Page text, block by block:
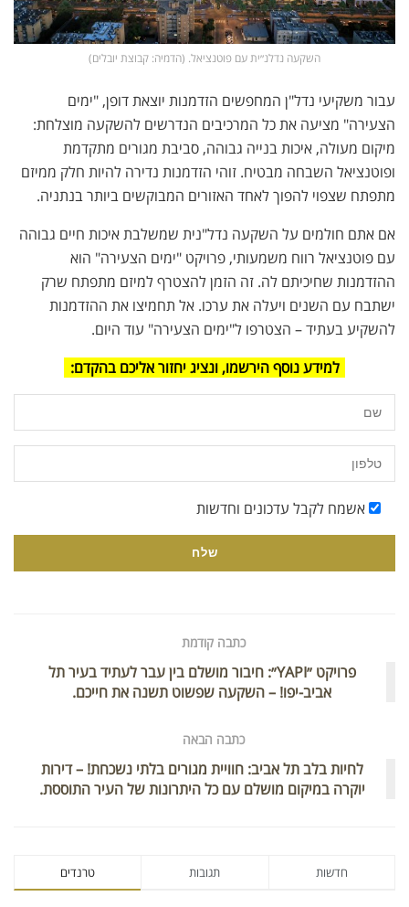
השקעה נדלנ״ית עם פוטנציאל. (הדמיה: קבוצת יובלים)
עבור משקיעי נדל"ן המחפשים הזדמנות יוצאת דופן, "ימים
הצעירה" מציעה את כל המרכיבים הנדרשים להשקעה מוצלחת:
מיקום מעולה, איכות בנייה גבוהה, סביבת מגורים מתקדמת
ופוטנציאל השבחה מבטיח. זוהי הזדמנות נדירה להיות חלק ממיזם
מתפתח שצפוי להפוך לאחד האזורים המבוקשים ביותר בנתניה.
אם אתם חולמים על השקעה נדל"נית שמשלבת איכות חיים גבוהה
עם פוטנציאל רווח משמעותי, פרויקט "ימים הצעירה" הוא
ההזדמנות שחיכיתם לה. זה הזמן להצטרף למיזם מתפתח שרק
ישתבח עם השנים ויעלה את ערכו. אל תחמיצו את ההזדמנות
להשקיע בעתיד – הצטרפו ל"ימים הצעירה" עוד היום.
למידע נוסף הירשמו, ונציג יחזור אליכם בהקדם:
אשמח לקבל עדכונים וחדשות
כתבה קודמת
פרויקט ״YAPI״: חיבור מושלם בין עבר לעתיד בעיר תל
אביב-יפו! – השקעה שפשוט תשנה את חייכם.
כתבה הבאה
לחיות בלב תל אביב: חוויית מגורים בלתי נשכחת! – דירות
יוקרה במיקום מושלם עם כל היתרונות של העיר התוססת.
טרנדים תגובות חדשות